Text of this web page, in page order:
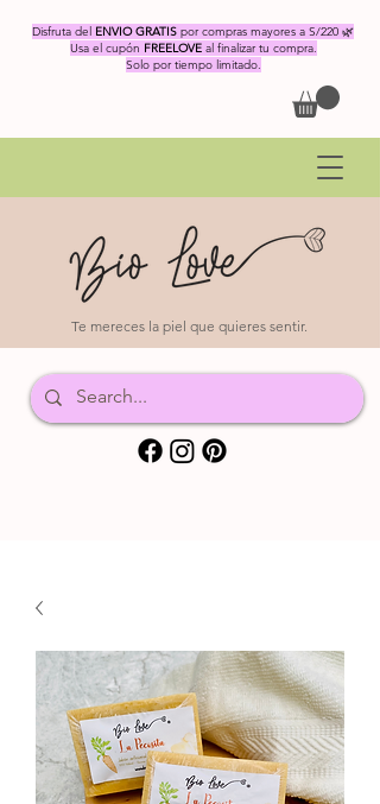
Te mereces la piel que quieres sentir.
Disfruta del ENVIO GRATIS por compras mayores a S/220 🌿
Usa el cupón FREELOVEal finalizar tu compra.
Solo por tiempo limitado.